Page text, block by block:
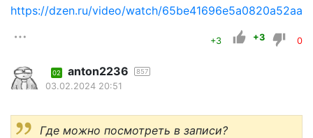
https://dzen.ru/video/watch/
+3 +3 0
02 anton2236 857
03.02.2024 20:51
Где можно посмотреть в записи?